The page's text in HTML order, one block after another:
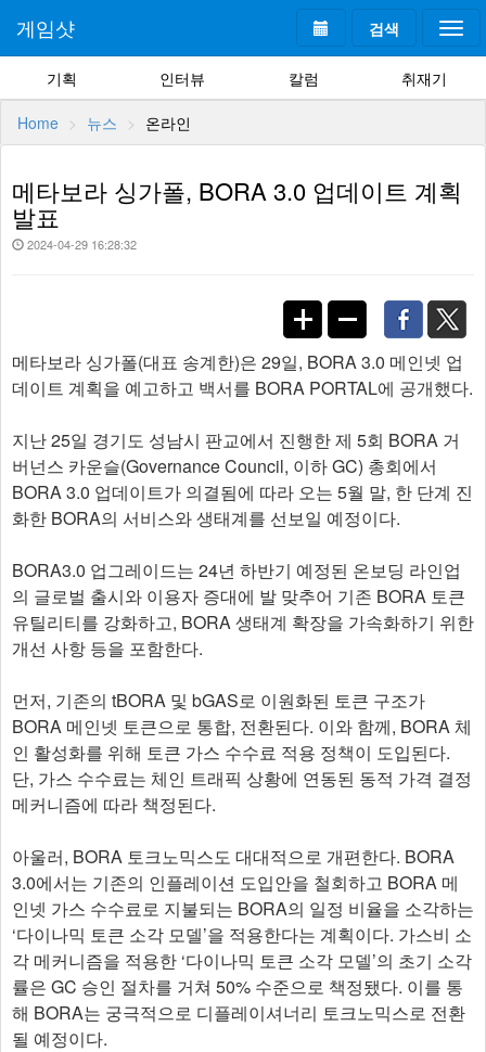
검색
게임샷
기획 인터뷰 칼럼 취재기
Home 뉴스 온라인
메타보라 싱가폴, BORA 3.0 업데이트 계획
발표
2024-04-29 16:28:32
메타보라 싱가폴(대표 송계한)은 29일, BORA 3.0 메인넷 업
데이트 계획을 예고하고 백서를 BORA PORTAL에 공개했다.
지난 25일 경기도 성남시 판교에서 진행한 제 5회 BORA 거
버넌스 카운슬(Governance Council, 이하 GC) 총회에서
BORA 3.0 업데이트가 의결됨에 따라 오는 5월 말, 한 단계 진
화한 BORA의 서비스와 생태계를 선보일 예정이다.
BORA3.0 업그레이드는 24년 하반기 예정된 온보딩 라인업
의 글로벌 출시와 이용자 증대에 발 맞추어 기존 BORA 토큰
유틸리티를 강화하고, BORA 생태계 확장을 가속화하기 위한
개선 사항 등을 포함한다.
먼저, 기존의 tBORA 및 bGAS로 이원화된 토큰 구조가
BORA 메인넷 토큰으로 통합, 전환된다. 이와 함께, BORA 체
인 활성화를 위해 토큰 가스 수수료 적용 정책이 도입된다.
단, 가스 수수료는 체인 트래픽 상황에 연동된 동적 가격 결정
메커니즘에 따라 책정된다.
아울러, BORA 토크노믹스도 대대적으로 개편한다. BORA
3.0에서는 기존의 인플레이션 도입안을 철회하고 BORA 메
인넷 가스 수수료로 지불되는 BORA의 일정 비율을 소각하는
‘다이나믹 토큰 소각 모델’을 적용한다는 계획이다. 가스비 소
각 메커니즘을 적용한 ‘다이나믹 토큰 소각 모델’의 초기 소각
률은 GC 승인 절차를 거쳐 50% 수준으로 책정됐다. 이를 통
해 BORA는 궁극적으로 디플레이셔너리 토크노믹스로 전환
될 예정이다.